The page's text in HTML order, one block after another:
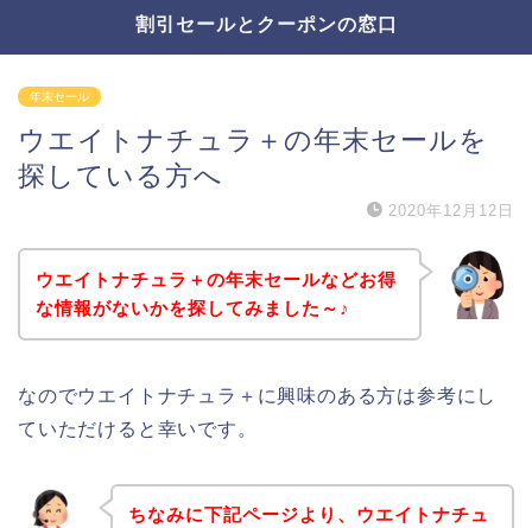
割引セールとクーポンの窓口
年末セール
ウエイトナチュラ＋の年末セールを
探している方へ
2020年12月12日
ウエイトナチュラ＋の年末セールなどお得
な情報がないかを探してみました～♪
なのでウエイトナチュラ＋に興味のある方は参考にし
ていただけると幸いです。
ちなみに下記ページより、ウエイトナチュ